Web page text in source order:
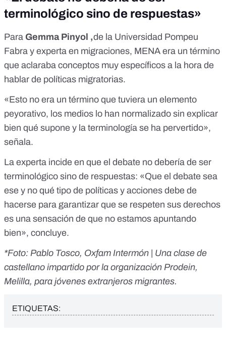
terminológico sino de respuestas»
Para Gemma Pinyol ,de la Universidad Pompeu
Fabra y experta en migraciones, MENA era un término
que aclaraba conceptos muy específicos a la hora de
hablar de políticas migratorias.
«Esto no era un término que tuviera un elemento
peyorativo, los medios lo han normalizado sin explicar
bien qué supone y la terminología se ha pervertido»,
señala.
La experta incide en que el debate no debería de ser
terminológico sino de respuestas: «Que el debate sea
ese y no qué tipo de políticas y acciones debe de
hacerse para garantizar que se respeten sus derechos
es una sensación de que no estamos apuntando
bien», concluye.
*Foto: Pablo Tosco, Oxfam Intermón | Una clase de
castellano impartido por la organización Prodein,
Melilla, para jóvenes extranjeros migrantes.
ETIQUETAS: